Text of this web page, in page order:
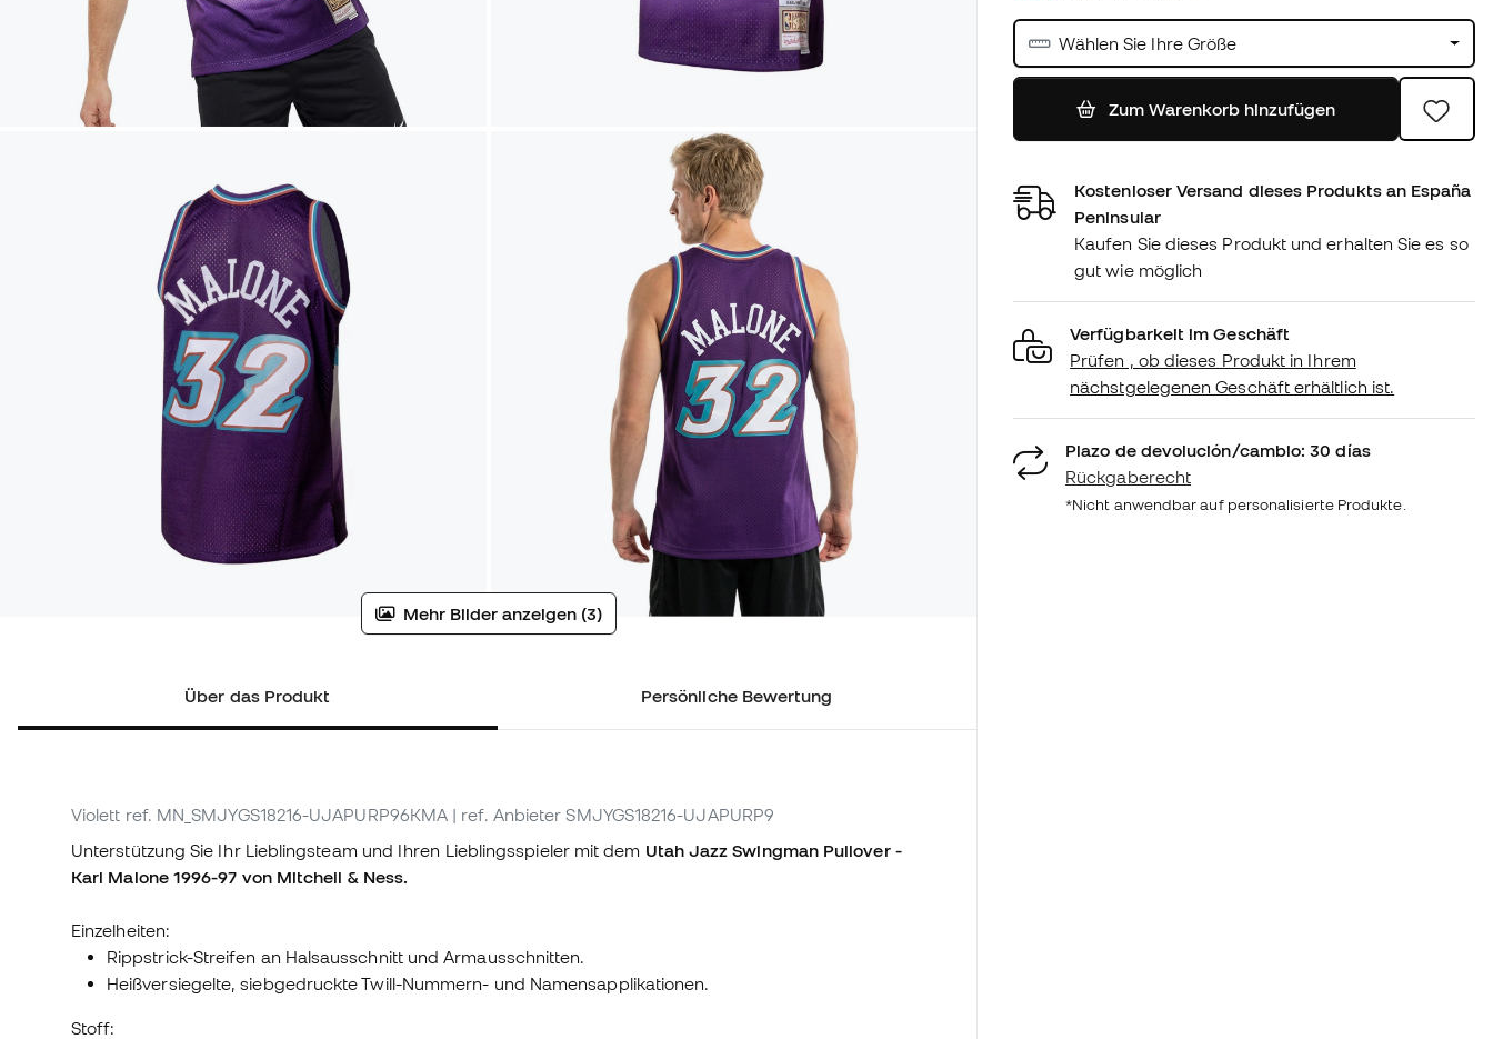
Mehr Bilder anzeigen (3)
Über das Produkt Persönliche Bewertung
Violett ref. MN_SMJYGS18216-UJAPURP96KMA | ref. Anbieter SMJYGS18216-UJAPURP9
Unterstützung Sie Ihr Lieblingsteam und Ihren Lieblingsspieler mit dem Utah Jazz Swingman Pullover -
Karl Malone 1996-97 von Mitchell & Ness.
Einzelheiten:
Rippstrick-Streifen an Halsausschnitt und Armausschnitten.
Heißversiegelte, siebgedruckte Twill-Nummern- und Namensapplikationen.
Stoff:
Wählen Sie Ihre Größe
Zum Warenkorb hinzufügen
Kostenloser Versand dieses Produkts an España
Peninsular
Kaufen Sie dieses Produkt und erhalten Sie es so
gut wie möglich
Verfügbarkeit im Geschäft
Prüfen , ob dieses Produkt in Ihrem
nächstgelegenen Geschäft erhältlich ist.
Plazo de devolución/cambio: 30 días
Rückgaberecht
*Nicht anwendbar auf personalisierte Produkte.